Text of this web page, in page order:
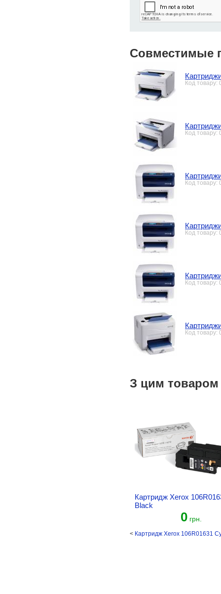
Совместимые
Код товару:
Код товару:
Код товару:
Код товару:
Код товару:
Код товару:
З цим товаром
Картридж Xerox
Black
0грн.
< Картридж Xerox 106R01631